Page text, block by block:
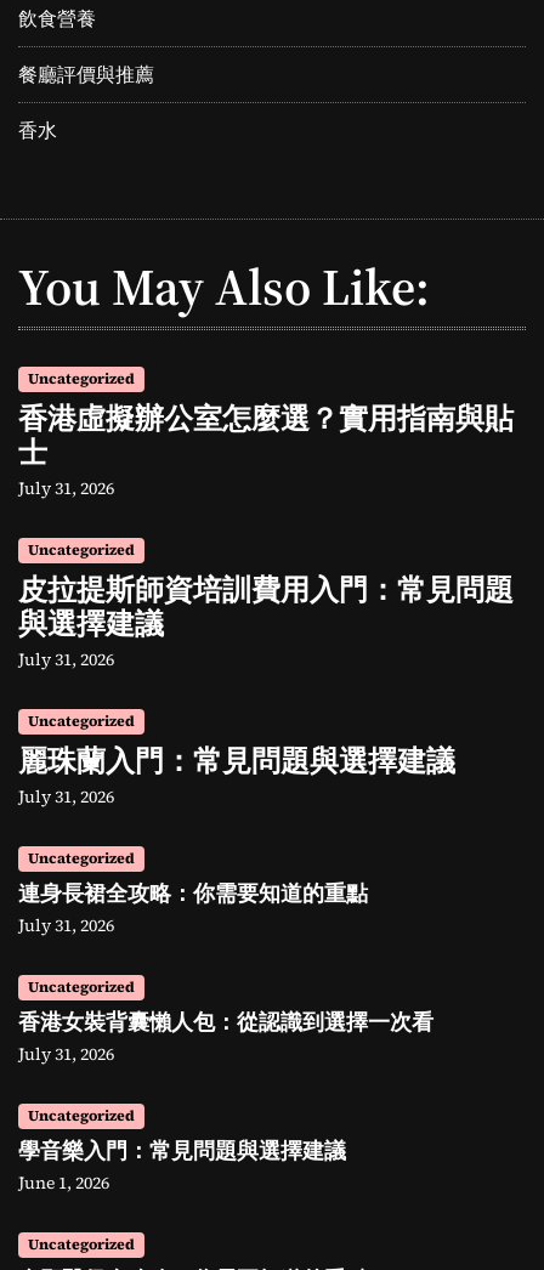
飲食營養
餐廳評價與推薦
香水
You May Also Like:
Uncategorized
香港虛擬辦公室怎麼選？實用指南與貼
士
July 31, 2026
Uncategorized
皮拉提斯師資培訓費用入門：常見問題
與選擇建議
July 31, 2026
Uncategorized
麗珠蘭入門：常見問題與選擇建議
July 31, 2026
Uncategorized
連身長裙全攻略：你需要知道的重點
July 31, 2026
Uncategorized
香港女裝背囊懶人包：從認識到選擇一次看
July 31, 2026
Uncategorized
學音樂入門：常見問題與選擇建議
June 1, 2026
Uncategorized